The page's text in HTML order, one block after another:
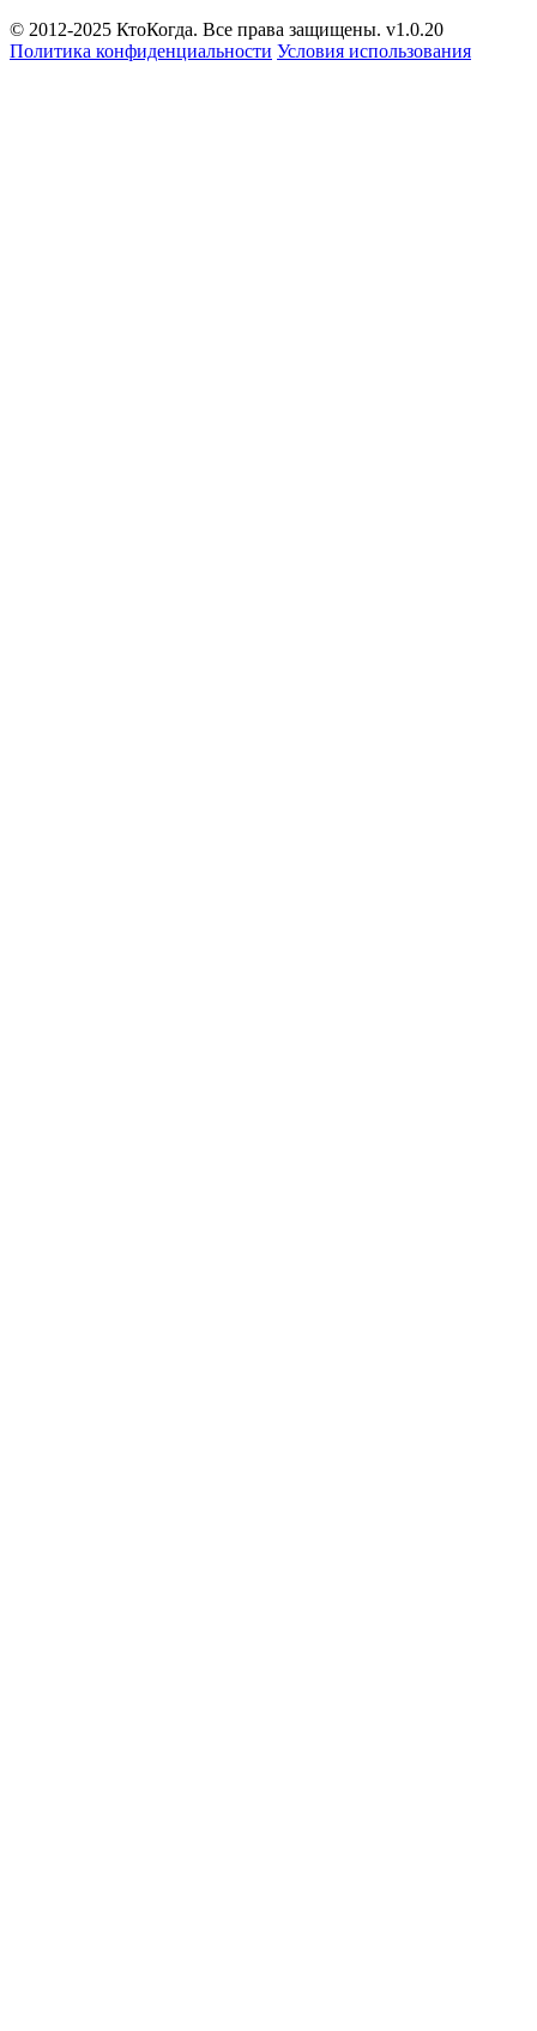
© 2012-2025 КтоКогда. Все права защищены. v1.0.20
Политика конфиденциальности Условия использования